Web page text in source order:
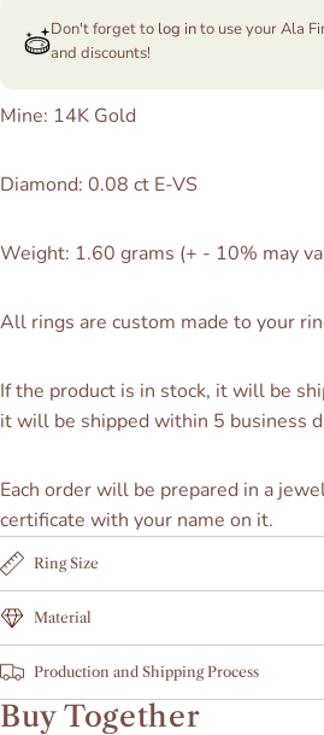
Don't forget to log into use your Ala
and discounts!
Mine: 14K Gold
Diamond: 0.08 ct E-VS
Weight: 1.60 grams (+ - 10% may
All rings are custom made to your
If the product is in stock, it will be
it will be shipped within 5 business
Each order will be prepared in a
certificate with your name on it.
Ring Size
Material
Production and Shipping Process
Buy Together